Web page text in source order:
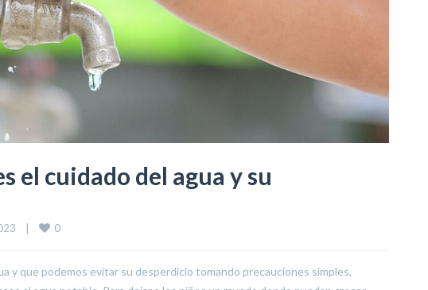
el cuidado del agua y su
0
y que podemos evitar su desperdicio tomando precauciones simples,